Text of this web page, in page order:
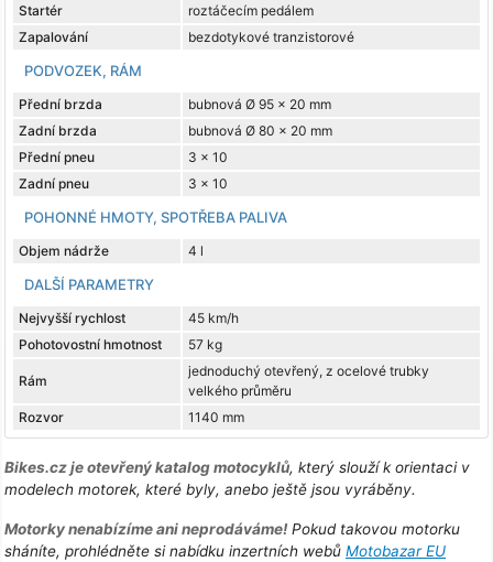
Startér
roztáčecím pedálem
Zapalování
bezdotykové tranzistorové
PODVOZEK, RÁM
Přední brzda
bubnová Ø 95 x 20 mm
Zadní brzda
bubnová Ø 80 x 20 mm
Přední pneu
3 x 10
Zadní pneu
3 x 10
POHONNÉ HMOTY, SPOTŘEBA PALIVA
Objem nádrže 4 l
DALŠÍ PARAMETRY
Nejvyšší rychlost
45 km/h
Pohotovostní hmotnost
57 kg
Rám
jednoduchý otevřený, z ocelové trubky
velkého průměru
Rozvor
1140 mm
Bikes.cz je otevřený katalog motocyklů, který slouží k orientaci v
modelech motorek, které byly, anebo ještě jsou vyráběny.
Motorky nenabízíme ani neprodáváme!Pokud takovou motorku
sháníte, prohlédněte si nabídku inzertních webů Motobazar EU